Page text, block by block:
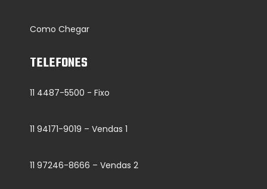
Como Chegar
TELEFONES
11 4487-5500 - Fixo
11 94171-9019 – Vendas 1
11 97246-8666 – Vendas 2